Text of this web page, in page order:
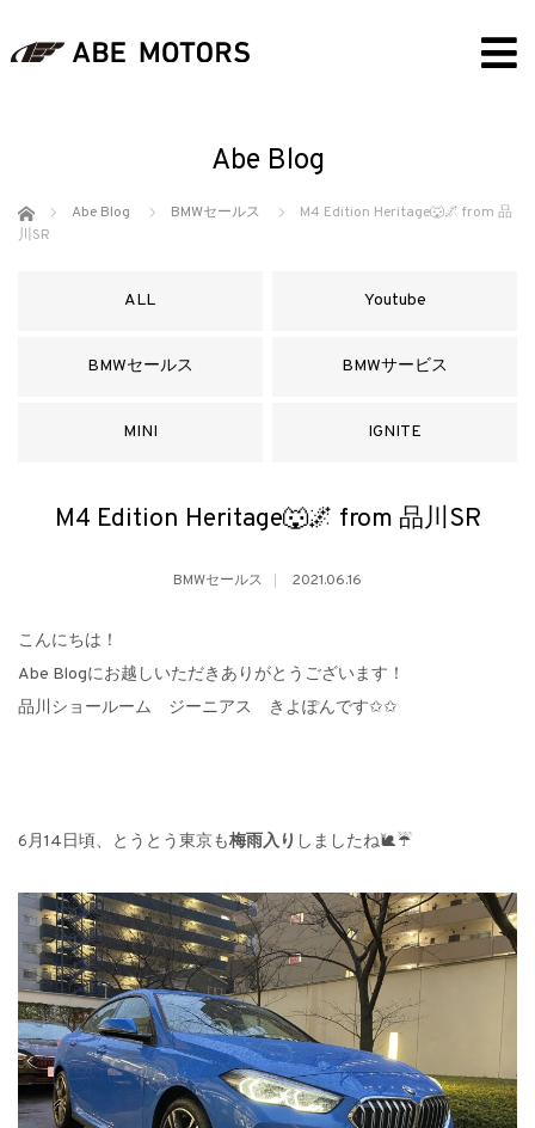
Abe Blog
ホーム Abe Blog BMWセールス
M4 Edition Heritage🐺🌌 from 品
川SR
ALL Youtube
BMWセールス BMWサービス
MINI IGNITE
M4 Edition Heritage🐺🌌 from 品川SR
BMWセールス 2021.06.16
こんにちは！
Abe Blogにお越しいただきありがとうございます！
品川ショールーム ジーニアス きよぽんです✩✩
6月14日頃、とうとう東京も梅雨入り しましたね🐌☔